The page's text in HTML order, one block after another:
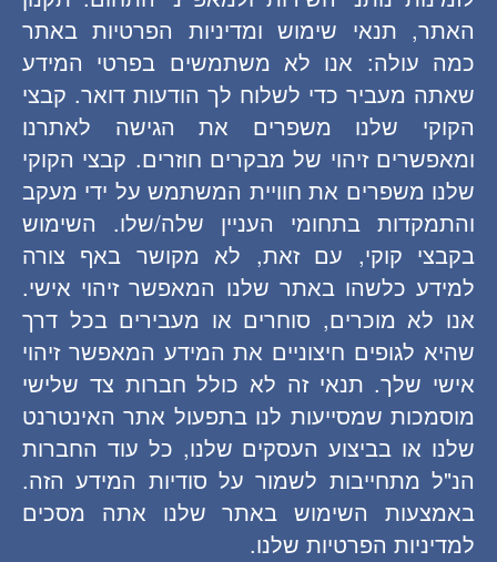
האתר, תנאי שימוש ומדיניות הפרטיות באתר
כמה עולה: אנו לא משתמשים בפרטי המידע
שאתה מעביר כדי לשלוח לך הודעות דואר. קבצי
הקוקי שלנו משפרים את הגישה לאתרנו
ומאפשרים זיהוי של מבקרים חוזרים. קבצי הקוקי
שלנו משפרים את חוויית המשתמש על ידי מעקב
והתמקדות בתחומי העניין שלה/שלו. השימוש
בקבצי קוקי, עם זאת, לא מקושר באף צורה
למידע כלשהו באתר שלנו המאפשר זיהוי אישי.
אנו לא מוכרים, סוחרים או מעבירים בכל דרך
שהיא לגופים חיצוניים את המידע המאפשר זיהוי
אישי שלך. תנאי זה לא כולל חברות צד שלישי
מוסמכות שמסייעות לנו בתפעול אתר האינטרנט
שלנו או בביצוע העסקים שלנו, כל עוד החברות
הנ"ל מתחייבות לשמור על סודיות המידע הזה.
באמצעות השימוש באתר שלנו אתה מסכים
למדיניות הפרטיות שלנו.